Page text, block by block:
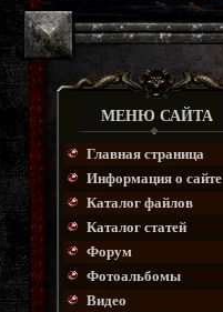
МЕНЮ САЙТА
Главная страница
Информация о сайте
Каталог файлов
Каталог статей
Форум
Фотоальбомы
Видео